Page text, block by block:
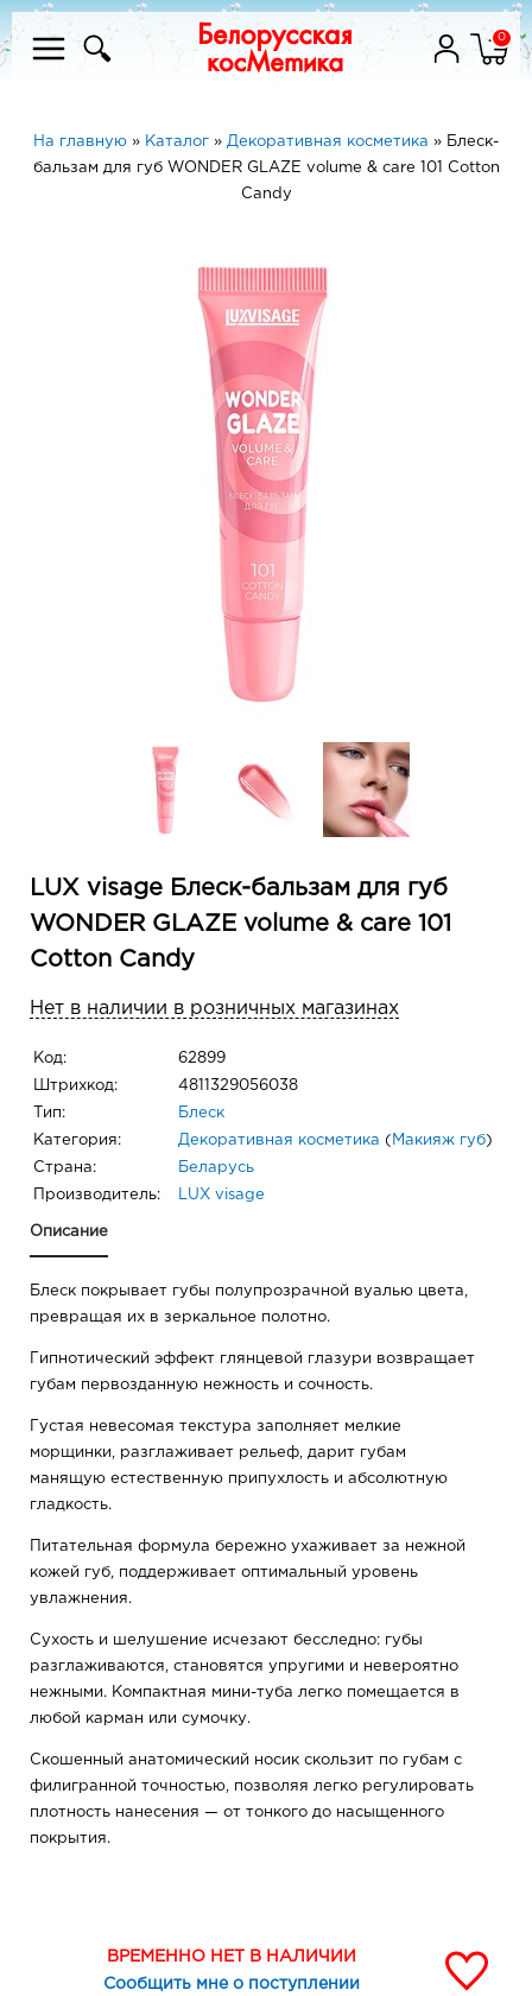
0
На главную » Каталог » Декоративная косметика » Блеск-
бальзам для губ WONDER GLAZE volume & care 101 Сotton
Candy
LUX visage Блеск-бальзам для губ
WONDER GLAZE volume & care 101
Сotton Candy
Нет в наличии в розничных магазинах
Код: 62899
Штрихкод: 4811329056038
Тип: Блеск
Категория: Декоративная косметика ( Макияж губ)
Страна: Беларусь
Производитель: LUX visage
Описание
Блеск покрывает губы полупрозрачной вуалью цвета,
превращая их в зеркальное полотно.
Гипнотический эффект глянцевой глазури возвращает
губам первозданную нежность и сочность.
Густая невесомая текстура заполняет мелкие
морщинки, разглаживает рельеф, дарит губам
манящую естественную припухлость и абсолютную
гладкость.
Питательная формула бережно ухаживает за нежной
кожей губ, поддерживает оптимальный уровень
увлажнения.
Сухость и шелушение исчезают бесследно: губы
разглаживаются, становятся упругими и невероятно
нежными. Компактная мини-туба легко помещается в
любой карман или сумочку.
Скошенный анатомический носик скользит по губам с
филигранной точностью, позволяя легко регулировать
плотность нанесения — от тонкого до насыщенного
покрытия.
ВРЕМЕННО НЕТ В НАЛИЧИИ
Сообщить мне о поступлении